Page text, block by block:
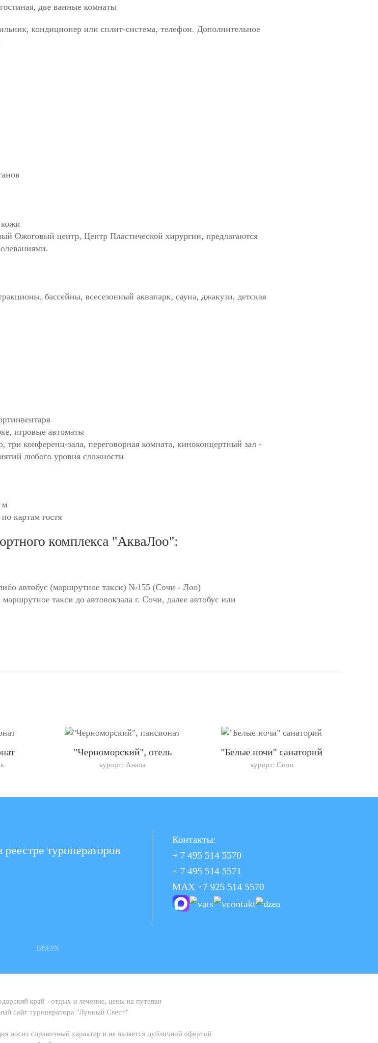
две ванные комнаты
кондиционер или сплит-система, телефон. Дополнительное
кожи
Ожоговый центр, Центр Пластической хирургии, предлагаются
бассейны, всесезонный аквапарк, сауна, джакузи, детская
игровые автоматы
три конференц-зала, переговорная комната, киноконцертный зал -
любого уровня сложности
м
картам гостя
комплекса "АкваЛоо":
автобус (маршрутное такси) №155 (Сочи - Лоо)
такси до автовокзала г. Сочи, далее автобус или
"Черноморский", отель
курорт: Анапа
"Белые ночи" санаторий
курорт: Сочи
туроператоров
Контакты:
+ 7 495 514 5570
+ 7 495 514 5571
MAX +7 925 514 5570
ВВЕРХ
край - отдых и лечение, цены на путевки
сайт туроператора "Лунный Свет+"
носит справочный характер и не является публичной офертой